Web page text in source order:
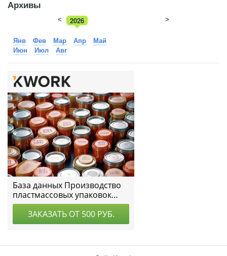
Архивы
2026
2025
< >
Янв Фев Мар Апр
Май
Июн
Июл Авг